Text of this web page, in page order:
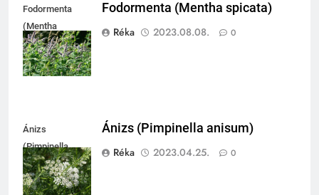
Fodormenta
(Mentha
spicata)
Fodormenta (Mentha spicata)
Réka
2023.08.08. 0
Ánizs
(Pimpinella
anisum)
Ánizs (Pimpinella anisum)
Réka
2023.04.25. 0